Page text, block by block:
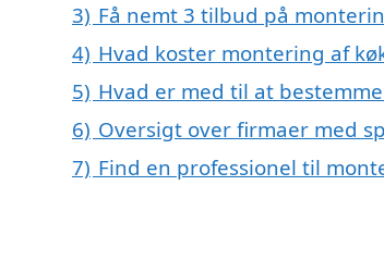
3) Få nemt 3 tilbud på
4) Hvad koster montering af
5) Hvad er med til at
6) Oversigt over firmaer med
7) Find en professionel til